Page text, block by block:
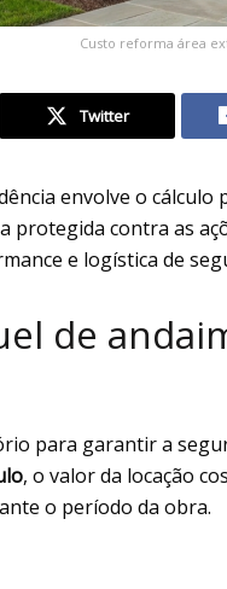
Custo reforma área
Twitter
envolve o cálculo
protegida contra as
e logística de
de
para garantir a
, o valor da locação
o período da obra.